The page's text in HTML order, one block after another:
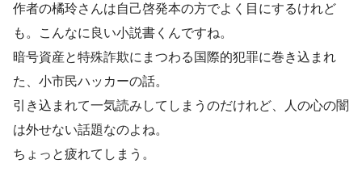
作者の橘玲さんは自己啓発本の方でよく目にするけれど
も。こんなに良い小説書くんですね。
暗号資産と特殊詐欺にまつわる国際的犯罪に巻き込まれ
た、小市民ハッカーの話。
引き込まれて一気読みしてしまうのだけれど、人の心の闇
は外せない話題なのよね。
ちょっと疲れてしまう。